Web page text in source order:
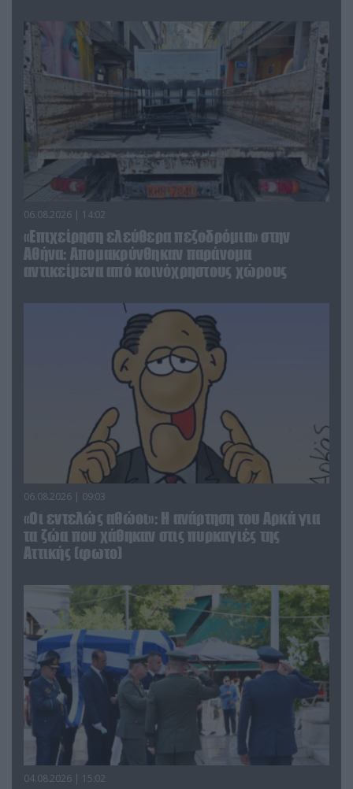
06.08.2026 | 14:02
«Επιχείρηση ελεύθερα πεζοδρόμια» στην
Αθήνα: Απομακρύνθηκαν παράνομα
αντικείμενα από κοινόχρηστους χώρους
06.08.2026 | 09:03
«Οι εντελώς αθώοι»: Η ανάρτηση του Αρκά για
τα ζώα που χάθηκαν στις πυρκαγιές της
Αττικής (φωτο)
04.08.2026 | 15:02